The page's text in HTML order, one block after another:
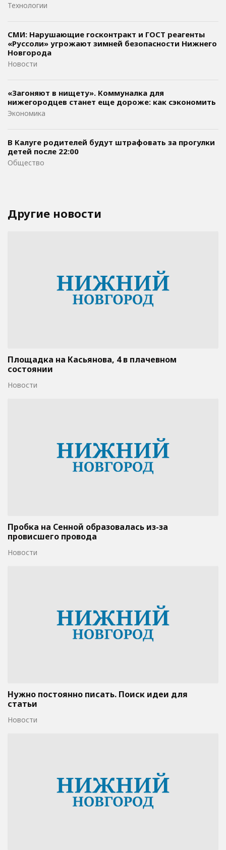
Технологии
СМИ: Нарушающие госконтракт и ГОСТ реагенты
«Руссоли» угрожают зимней безопасности Нижнего
Новгорода
Новости
«Загоняют в нищету». Коммуналка для
нижегородцев станет еще дороже: как сэкономить
Экономика
В Калуге родителей будут штрафовать за прогулки
детей после 22:00
Общество
Другие новости
Площадка на Касьянова, 4 в плачевном
состоянии
Новости
Пробка на Сенной образовалась из-за
провисшего провода
Новости
Нужно постоянно писать. Поиск идеи для
статьи
Новости